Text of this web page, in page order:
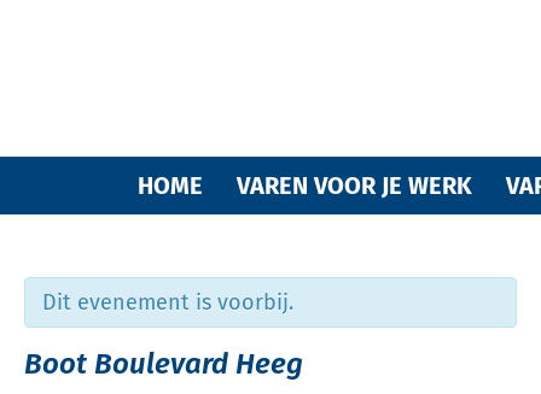
Varende
vrienden
HOME VAREN VOOR JE WERK
Dit evenement is voorbij.
Boot Boulevard Heeg